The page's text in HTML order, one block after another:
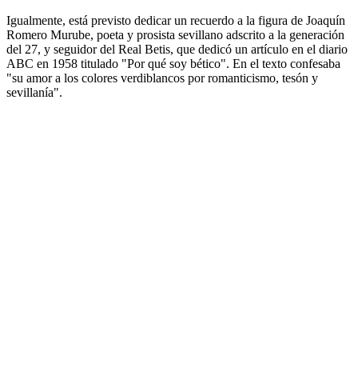
Igualmente, está previsto dedicar un recuerdo a la figura de Joaquín
Romero Murube, poeta y prosista sevillano adscrito a la generación
del 27, y seguidor del Real Betis, que dedicó un artículo en el diario
ABC en 1958 titulado "Por qué soy bético". En el texto confesaba
"su amor a los colores verdiblancos por romanticismo, tesón y
sevillanía".